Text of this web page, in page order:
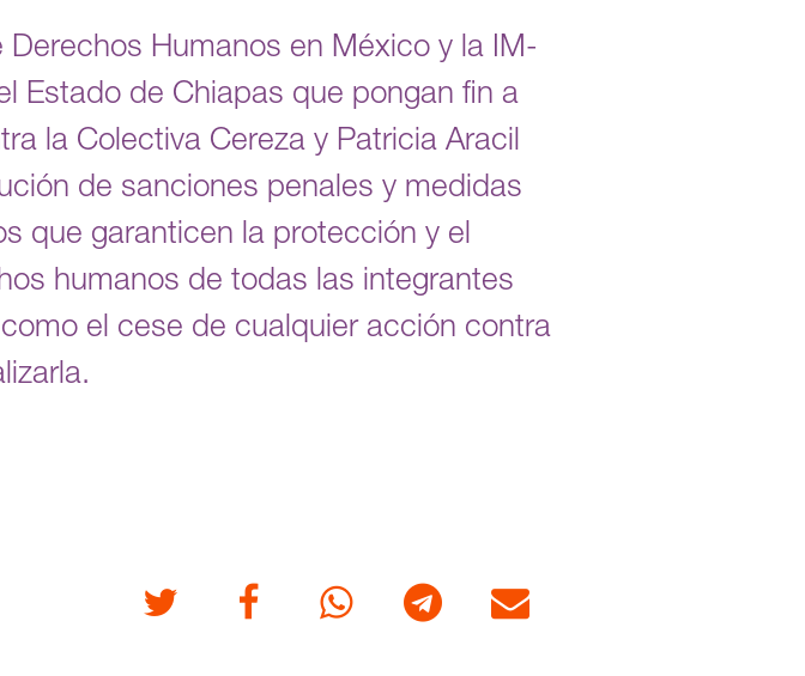
Humanos en México y la IM-
Estado de Chiapas que pongan fin a
la Colectiva Cereza y Patricia Aracil
de sanciones penales y medidas
que garanticen la protección y el
humanos de todas las integrantes
el cese de cualquier acción contra
Twitter FacebookWhatsappTelegram Correo